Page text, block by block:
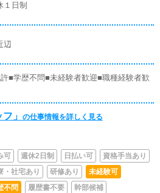
１日制
辺
■学歴不問■未経験者歓迎■職種経験者歓
」 の仕事情報を詳しく見る
可 週休2日制 日払い可
資格手当あり
・社宅あり 研修あり
未経験可
不問 履歴書不要
幹部候補